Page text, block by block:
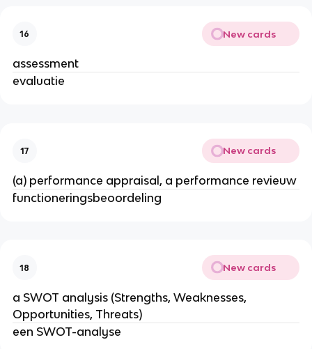
16 New cards
assessment
evaluatie
17 New cards
(a) performance appraisal, a performance revieuw
functioneringsbeoordeling
18 New cards
a SWOT analysis (Strengths, Weaknesses,
Opportunities, Threats)
een SWOT-analyse